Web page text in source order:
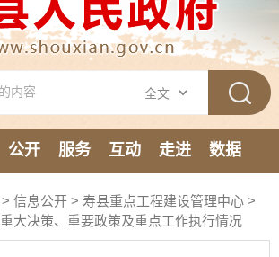
公开 服务 互动 走进
数据
> 信息公开 > 寿县重点工程建设管理中心 >
重大决策、重要政策及重点工作执行情况